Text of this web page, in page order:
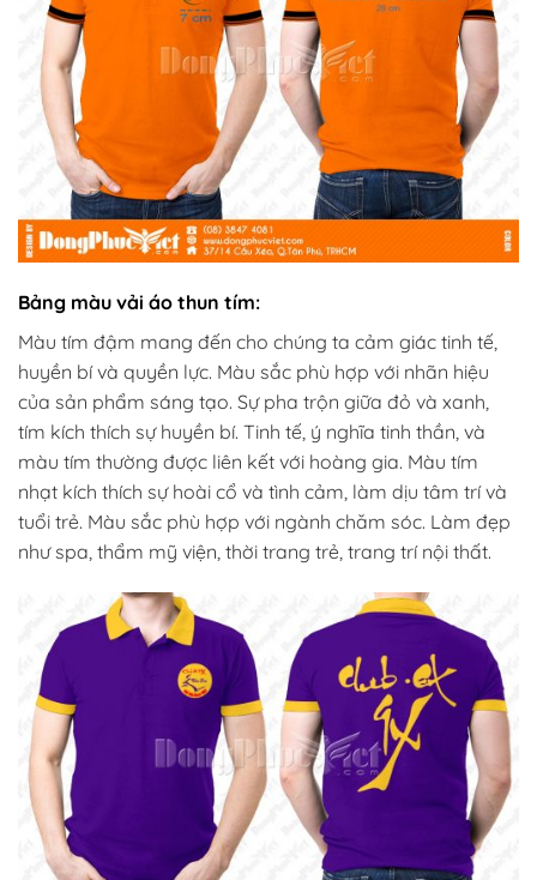
Bảng màu vải áo thun tím:
Màu tím đậm mang đến cho chúng ta cảm giác tinh tế,
huyền bí và quyền lực. Màu sắc phù hợp với nhãn hiệu
của sản phẩm sáng tạo. Sự pha trộn giữa đỏ và xanh,
tím kích thích sự huyền bí. Tinh tế, ý nghĩa tinh thần, và
màu tím thường được liên kết với hoàng gia. Màu tím
nhạt kích thích sự hoài cổ và tình cảm, làm dịu tâm trí và
tuổi trẻ. Màu sắc phù hợp với ngành chăm sóc. Làm đẹp
như spa, thẩm mỹ viện, thời trang trẻ, trang trí nội thất.